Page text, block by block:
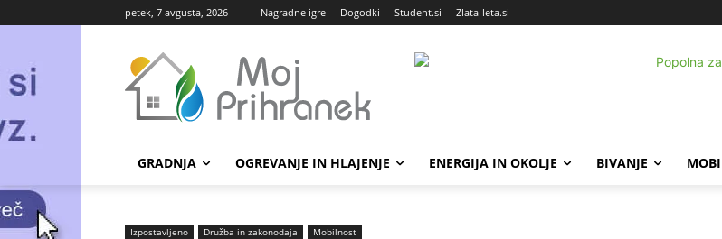
petek, 7 avgusta, 2026 Nagradne igre Dogodki Student.si Zlata-leta.si
GRADNJA OGREVANJE IN HLAJENJE ENERGIJA IN OKOLJE BIVANJE
Izpostavljeno Družba in zakonodaja Mobilnost